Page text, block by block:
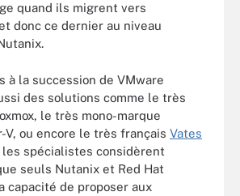
quand ils migrent vers
donc ce dernier au niveau
à la succession de VMware
des solutions comme le très
le très mono-marque
V, ou encore le très français Vates
les spécialistes considèrent
seuls Nutanix et Red Hat
capacité de proposer aux